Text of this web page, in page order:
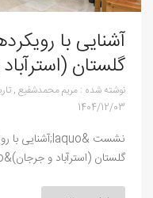
آشنایی با
گلستان
نوشته شده : مریم محمدشفیع ,
1404/12/03
گلستان (استرآباد و جرجان)&raquo; با محوریت پروند...